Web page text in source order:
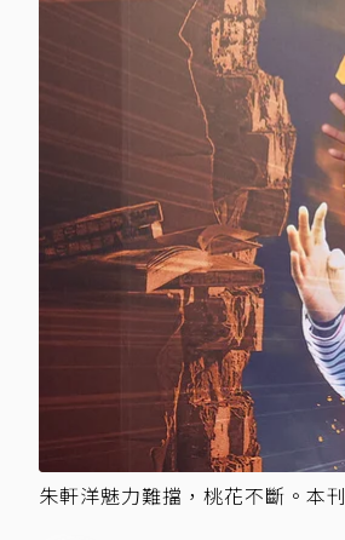
朱軒洋魅力難擋，桃花不斷。本